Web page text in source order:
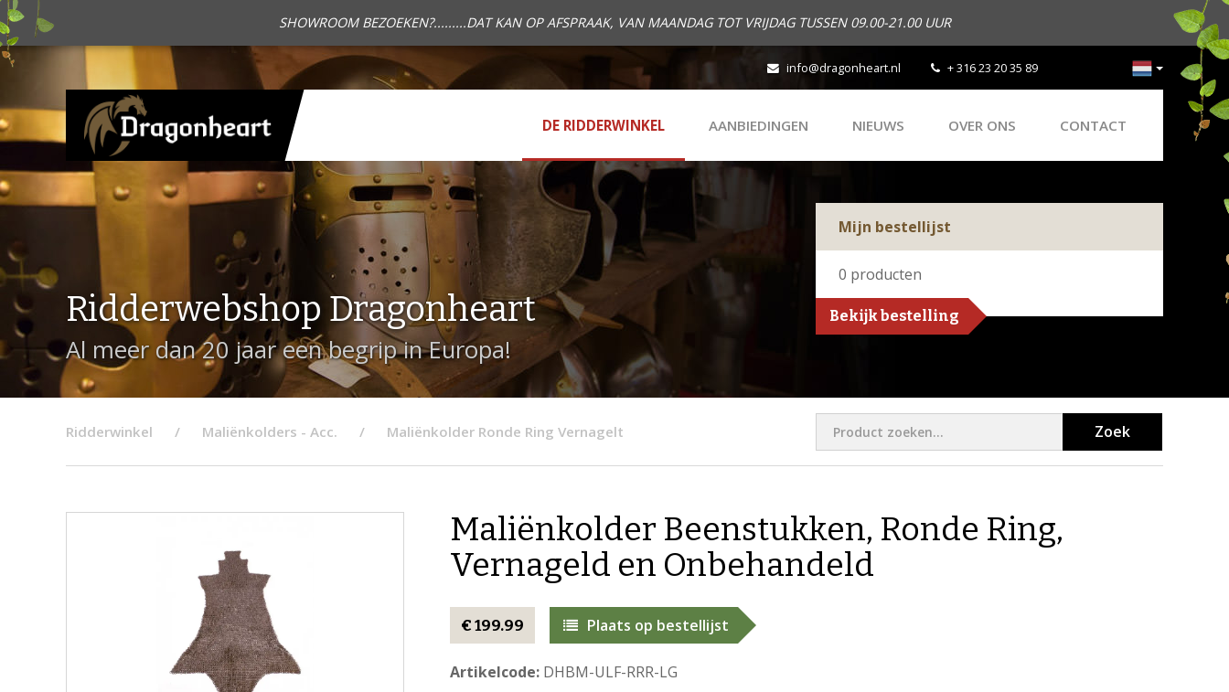
SHOWROOM BEZOEKEN?.........DAT KAN OP AFSPRAAK, VAN MAANDAG TOT VRIJDAG TUSSEN 09.00-21.00 UUR
info@dragonheart.nl + 316 23 20 35 89
DE RIDDERWINKEL AANBIEDINGEN NIEUWS OVER ONS CONTACT
Ridderwebshop Dragonheart
Al meer dan 20 jaar een begrip in Europa!
Mijn bestellijst
0 producten
Bekijk bestelling
Ridderwinkel Maliënkolders - Acc. Maliënkolder Ronde Ring Vernagelt Zoek
Maliënkolder Beenstukken, Ronde Ring,
Vernageld en Onbehandeld
€ 199.99 Plaats op bestellijst
Artikelcode:DHBM-ULF-RRR-LG